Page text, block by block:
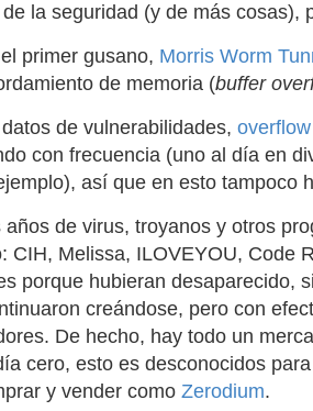
la seguridad (y de más cosas),
primer gusano, Morris Worm
de memoria (buffer
de vulnerabilidades,
con frecuencia (uno al día en
así que en esto tampoco
de virus, troyanos y otros
CIH, Melissa, ILOVEYOU, Code
porque hubieran desaparecido,
creándose, pero con
De hecho, hay todo un
cero, esto es desconocidos
y vender como Zerodium.